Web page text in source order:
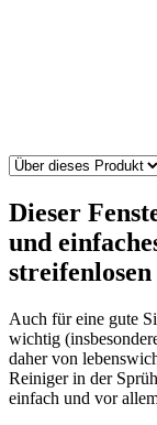
Dieser
und
Auch für eine gute
wichtig
daher von
Reiniger in der
einfach und vor